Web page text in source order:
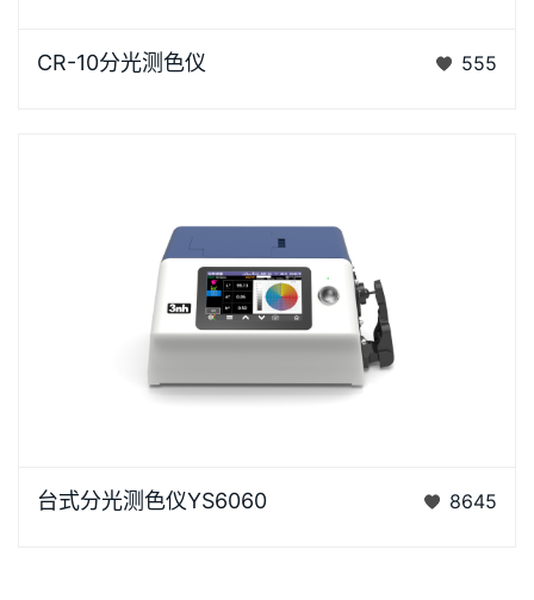
仪，使用方便，一键可完成测量，采用内置大面积硅光
CR-10分光测色仪 555
的国产台式光栅分光测色仪， TFT真彩7inch电容触摸
台式分光测色仪YS6060 8645